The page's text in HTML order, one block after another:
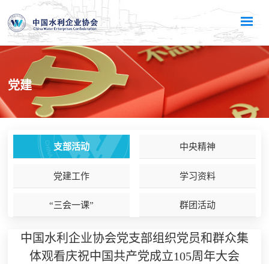
党建
支部活动 中央精神
党建工作 学习资料
“三会一课” 群团活动
中国水利企业协会党支部组织党员和群众集
体观看庆祝中国共产党成立105周年大会